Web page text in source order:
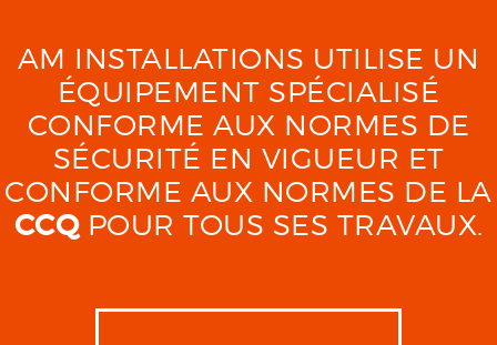
AM INSTALLATIONS UTILISE UN
ÉQUIPEMENT SPÉCIALISÉ
CONFORME AUX NORMES DE
SÉCURITÉ EN VIGUEUR ET
CONFORME AUX NORMES DE LA
CCQPOUR TOUS SES TRAVAUX.